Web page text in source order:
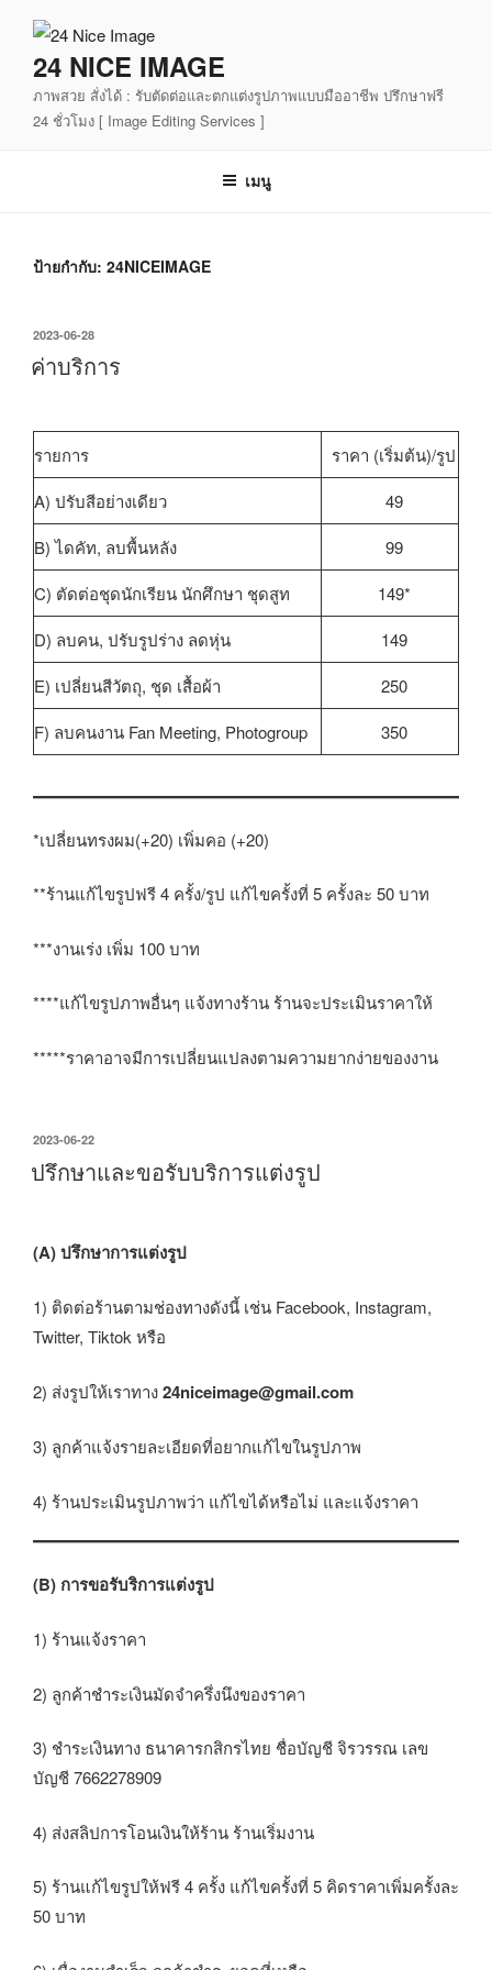
บทความ
24 NICE IMAGE
ภาพสวย สั่งได้ : รับตัดต่อและตกแต่งรูปภาพแบบมืออาชีพ ปรึกษาฟรี
24 ชั่วโมง [ Image Editing Services ]
เมนู
ป้ายกำกับ: 24NICEIMAGE
เขียน
วัน
ที่
2023-06-28
ค่าบริการ
รายการ
ราคา (เริ่มต้น)/รูป
A) ปรับสีอย่างเดียว
49
B) ไดคัท, ลบพื้นหลัง
99
C) ตัดต่อชุดนักเรียน นักศึกษา ชุดสูท
149*
D) ลบคน, ปรับรูปร่าง ลดหุ่น
149
E) เปลี่ยนสีวัตถุ, ชุด เสื้อผ้า
250
F) ลบคนงาน Fan Meeting, Photogroup
350
*เปลี่ยนทรงผม(+20) เพิ่มคอ (+20)
**ร้านแก้ไขรูปฟรี 4 ครั้ง/รูป แก้ไขครั้งที่ 5 ครั้งละ 50 บาท
***งานเร่ง เพิ่ม 100 บาท
****แก้ไขรูปภาพอื่นๆ แจ้งทางร้าน ร้านจะประเมินราคาให้
*****ราคาอาจมีการเปลี่ยนแปลงตามความยากง่ายของงาน
เขียน
วัน
ที่
2023-06-22
ปรึกษาและขอรับบริการแต่งรูป
(A) ปรึกษาการแต่งรูป
1) ติดต่อร้านตามช่องทางดังนี้ เช่น Facebook, Instagram,
Twitter, Tiktok หรือ
2) ส่งรูปให้เราทาง24niceimage@gmail.com
3) ลูกค้าแจ้งรายละเอียดที่อยากแก้ไขในรูปภาพ
4) ร้านประเมินรูปภาพว่า แก้ไขได้หรือไม่ และแจ้งราคา
(B) การขอรับริการแต่งรูป
1) ร้านแจ้งราคา
2) ลูกค้าชำระเงินมัดจำครึ่งนึงของราคา
3) ชำระเงินทาง ธนาคารกสิกรไทย ชื่อบัญชี จิรวรรณ เลข
บัญชี 7662278909
4) ส่งสลิปการโอนเงินให้ร้าน ร้านเริ่มงาน
5) ร้านแก้ไขรูปให้ฟรี 4 ครั้ง แก้ไขครั้งที่ 5 คิดราคาเพิ่มครั้งละ
50 บาท